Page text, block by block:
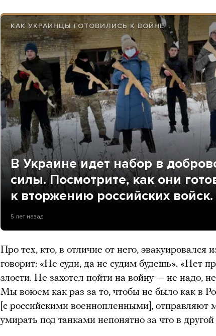
КАК УКРАИНЦЫ ГОТОВИЛИСЬ К ВОЙНЕ
В Украине идет набор в
силы. Посмотрите, как они
к вторжению российских
5 лет назад
Про тех, кто, в отличие от него, эвакуировался
говорит: «Не суди, да не судим будешь». «Нет
злости. Не захотел пойти на войну — не надо,
Мы воюем как раз за то, чтобы не было как в
[с российскими военнопленными], отправляют
умирать под танками непонятно за что в другой